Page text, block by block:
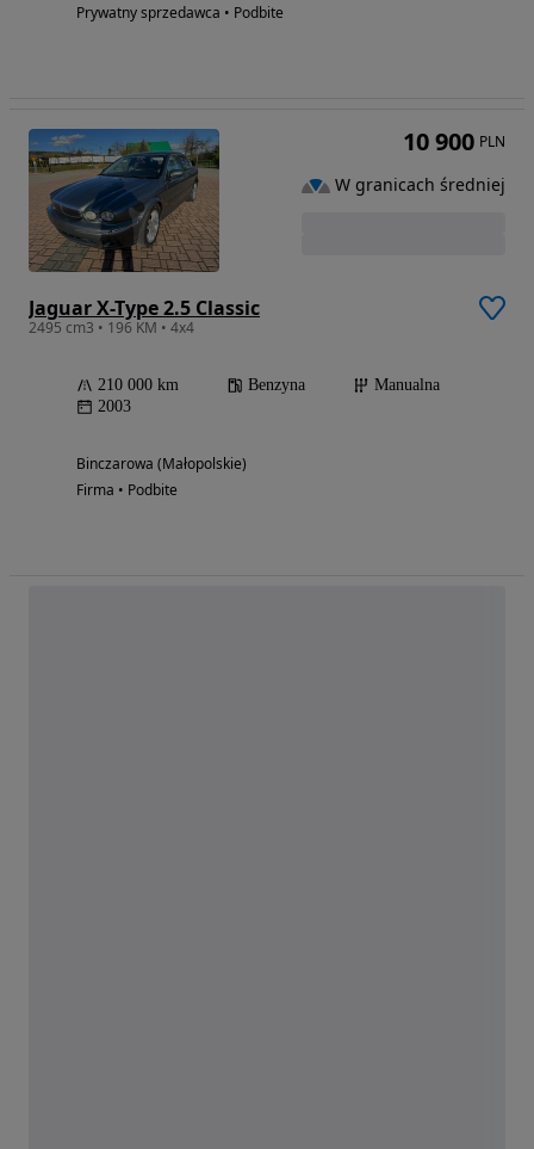
Prywatny sprzedawca • Podbite
Jaguar X-Type 2.5 Classic
2495 cm3 • 196 KM • 4x4
210 000 km Benzyna
Manualna
2003
Binczarowa (Małopolskie)
Firma • Podbite
10 900 PLN
W granicach średniej